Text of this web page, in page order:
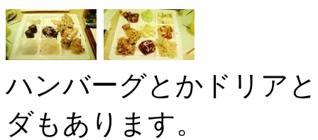
ハンバーグとかドリア
ダもあります。